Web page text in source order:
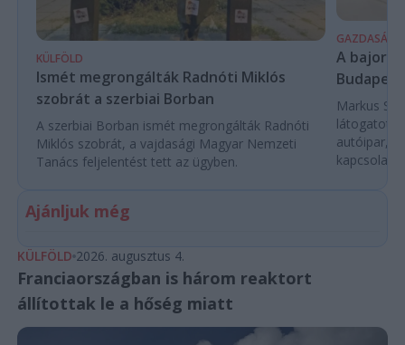
KÜLFÖLD
Ismét megrongálták Radnóti Miklós
szobrát a szerbiai Borban
A szerbiai Borban ismét megrongálták Radnóti
Miklós szobrát, a vajdasági Magyar Nemzeti
Tanács feljelentést tett az ügyben.
GAZDASÁG
A bajor
Markus
látogatott
autóipar,
Ajánljuk még
KÜLFÖLD 2026. augusztus 4.
Franciaországban is három reaktort
állítottak le a hőség miatt